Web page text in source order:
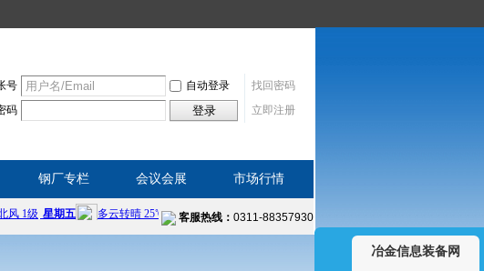
冶金信息装备网
号 自动登录
找回密码
码
登录 立即注册
钢厂专栏 会议会展 市场行情
客服热线： 0311-88357930